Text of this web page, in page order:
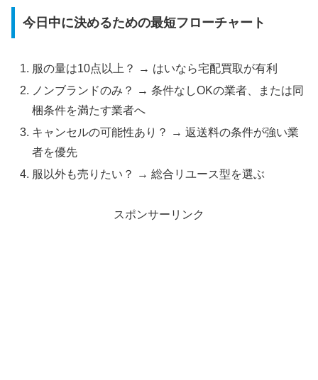
今日中に決めるための最短フローチャート
服の量は10点以上？ → はいなら宅配買取が有利
ノンブランドのみ？ → 条件なしOKの業者、または同
梱条件を満たす業者へ
キャンセルの可能性あり？ → 返送料の条件が強い業
者を優先
服以外も売りたい？ → 総合リユース型を選ぶ
スポンサーリンク